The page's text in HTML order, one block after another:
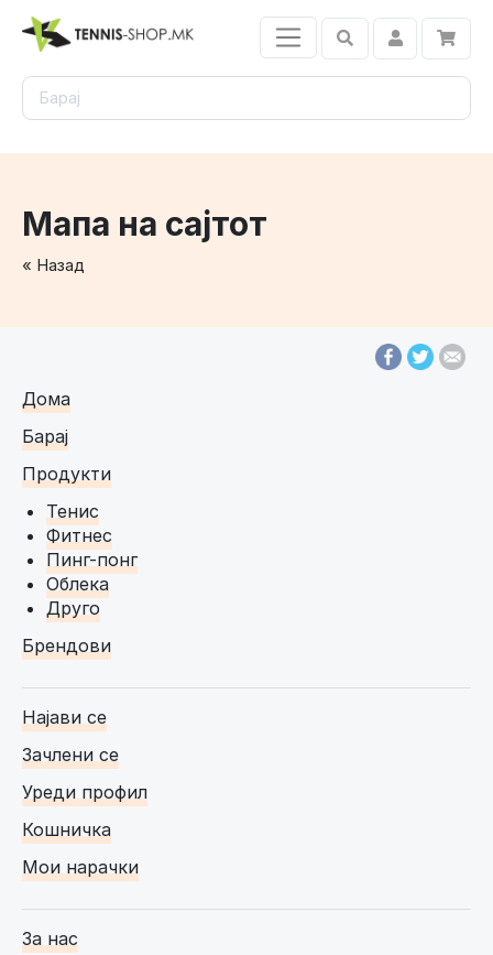
Мапа на сајтот
« Назад
Дома
Барај
Продукти
Тенис
Фитнес
Пинг-понг
Облека
Друго
Брендови
Најави се
Зачлени се
Уреди профил
Кошничка
Мои нарачки
За нас